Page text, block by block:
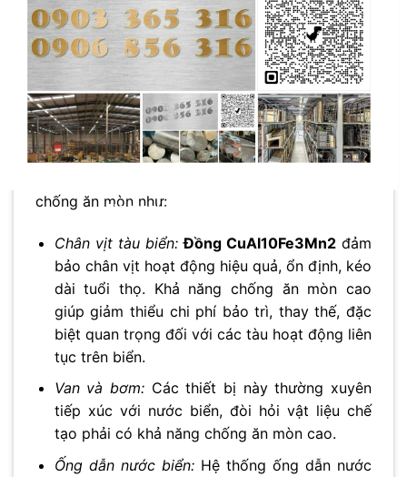
này thể hiện các ưu điểm vượt trội so với nhiều
vật liệu khác, làm cho nó trở thành lựa chọn ưu
tiên cho nhiều ứng dụng quan trọng trong lĩnh
vực này.
Trong môi trường biển,Đồng
CuAl10Fe3Mn2được ứng dụng rộng rãi để chế
chống ăn mòn như:
Chân vịt tàu biển: Đồng CuAl10Fe3Mn2 đảm
bảo chân vịt hoạt động hiệu quả, ổn định, kéo
dài tuổi thọ. Khả năng chống ăn mòn cao
giúp giảm thiểu chi phí bảo trì, thay thế, đặc
biệt quan trọng đối với các tàu hoạt động liên
tục trên biển.
Van và bơm: Các thiết bị này thường xuyên
tiếp xúc với nước biển, đòi hỏi vật liệu chế
tạo phải có khả năng chống ăn mòn cao.
Ống dẫn nước biển:Hệ thống ống dẫn nước